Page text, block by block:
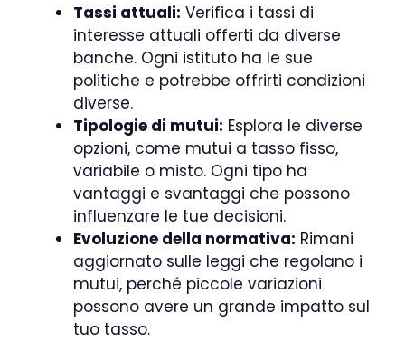
Tassi attuali: Verifica i tassi di
interesse attuali offerti da diverse
banche. Ogni istituto ha le sue
politiche e potrebbe offrirti condizioni
diverse.
Tipologie di mutui: Esplora le diverse
opzioni, come mutui a tasso fisso,
variabile o misto. Ogni tipo ha
vantaggi e svantaggi che possono
influenzare le tue decisioni.
Evoluzione della normativa: Rimani
aggiornato sulle leggi che regolano i
mutui, perché piccole variazioni
possono avere un grande impatto sul
tuo tasso.